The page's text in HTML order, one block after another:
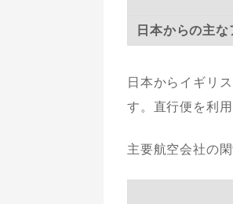
日本からの主
日本からイギリ
す。直行便を利
主要航空会社の